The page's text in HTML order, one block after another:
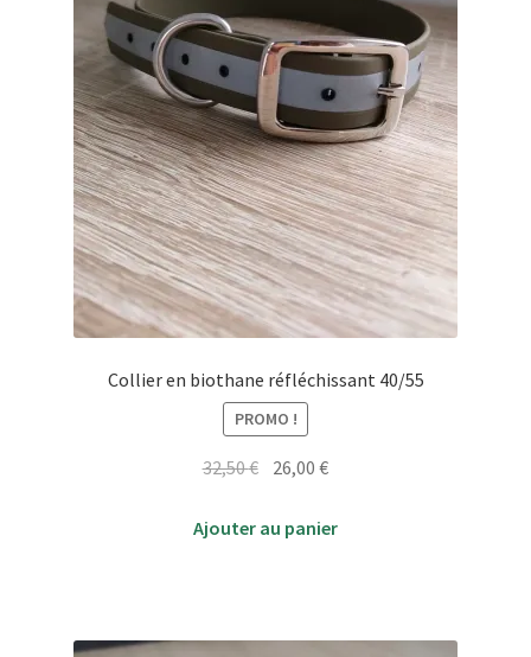
Collier en biothane réfléchissant 40/55
PROMO !
32,50€ Le
initial
26,00€Le
actuel
Ajouter au panier